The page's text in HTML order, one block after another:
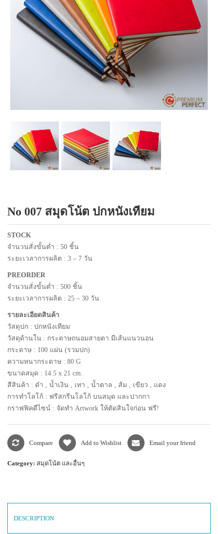
ปากกาลบได้ NEW
ปากกาเคมี
ปากกา Quantum NEW
แพคเกจปากกา
No 007 สมุดโน้ต ปกหนังเทียม
STOCK
จำนวนสั่งขั้นต่ำ : 50 ชิ้น
ระยะเวลาการผลิต : 3 – 7 วัน
PREORDER
จำนวนสั่งขั้นต่ำ : 500 ชิ้น
ระยะเวลาการผลิต : 25 – 30 วัน
รายละเอียดสินค้า
วัสดุปก : ปกหนังเทียม
วัสดุด้านใน : กระดาษถนอมสายตา มีเส้นแนวนอน
กระดาษ : 100 แผ่น (รวมปก)
ความหนากระดาษ : 80 G
ขนาดสมุด : 14.5 x 21 cm.
สีสินค้า : ดำ , น้ำเงิน , เทา , น้ำตาล , ส้ม , เขียว , แดง
การทำโลโก้ : ฟรีสกรีนโลโก้ บนสมุด และปากกา
กราฟฟิคดีไซน์ : จัดทำ Artwork ให้ตัดสินใจก่อน ฟรี!
Compare Add to Wishlist Email your friend
Category: สมุดโน้ต และอื่นๆ
DESCRIPTION